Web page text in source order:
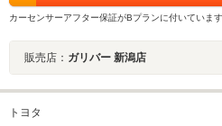
カーセンサーアフター保証がBプランに付いています
販売店： ガリバー 新潟店
トヨタ